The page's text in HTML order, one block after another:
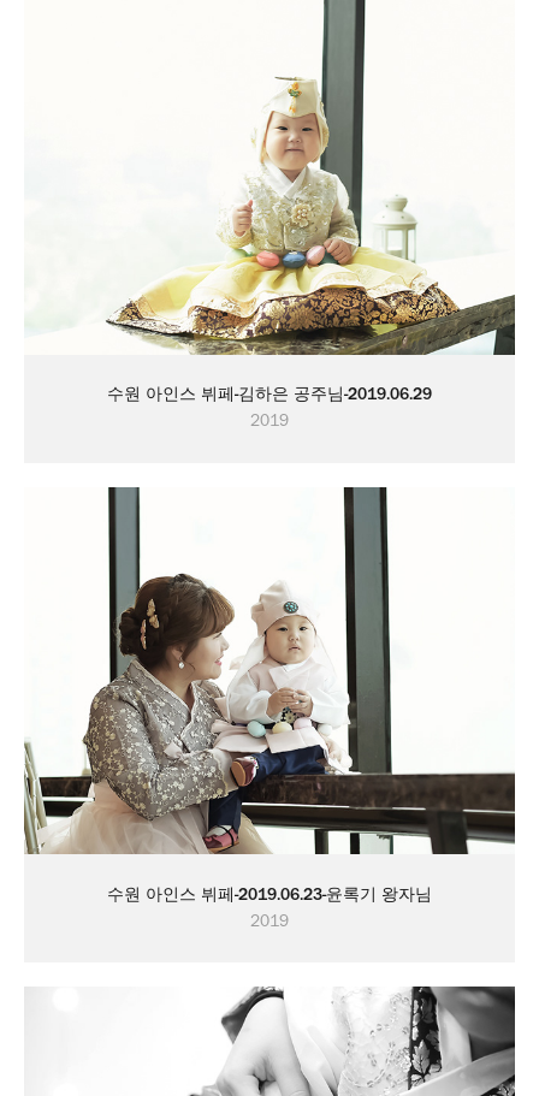
수원 아인스 뷔페-김하은 공주님-2019.06.29
2019
수원 아인스 뷔페-2019.06.23-윤록기 왕자님
2019